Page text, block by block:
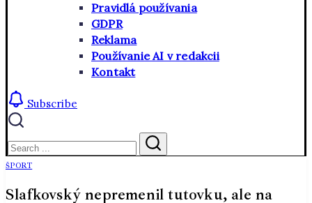
Pravidlá používania
GDPR
Reklama
Používanie AI v redakcii
Kontakt
Subscribe
Close
Search
Search
ŠPORT
Slafkovský nepremenil tutovku, ale na